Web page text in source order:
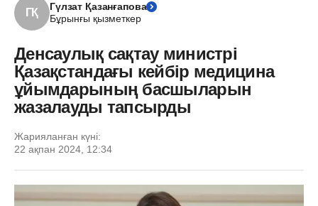
ГҚ
Гүлзат Қазанғапова
Бұрынғы қызметкер
Денсаулық сақтау министрі
Қазақстандағы кейбір медицина
ұйымдарының басшыларын
жазалауды тапсырды
Жарияланған күні:
22 ақпан 2024, 12:34